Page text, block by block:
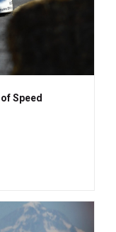
Speed